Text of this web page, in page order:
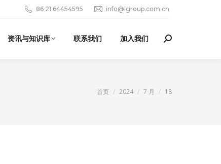
86 21 64454595 info@igroup.com.cn
资讯与知识库 联系我们 加入我们 Search:
您在这里：
首页 2024 7 月 18